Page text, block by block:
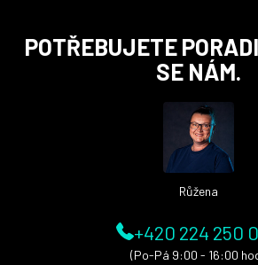
POTŘEBUJETE
SE NÁM.
Růžena
+420 224 250
(Po-Pá 9:00 - 16:00